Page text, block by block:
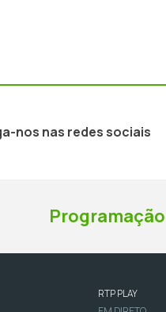
nos nas redes sociais
Programação
RTP PLAY